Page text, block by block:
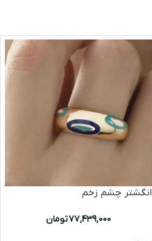
انگشتر چشم زخم
77,439,000تومان